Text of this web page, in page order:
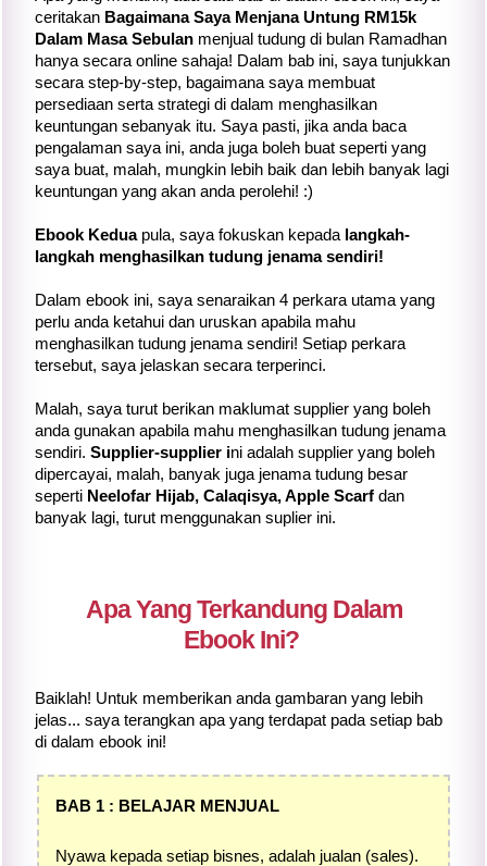
ceritakan Bagaimana Saya Menjana Untung RM15k
Dalam Masa Sebulan menjual tudung di bulan Ramadhan
hanya secara online sahaja! Dalam bab ini, saya tunjukkan
secara step-by-step, bagaimana saya membuat
persediaan serta strategi di dalam menghasilkan
keuntungan sebanyak itu. Saya pasti, jika anda baca
pengalaman saya ini, anda juga boleh buat seperti yang
saya buat, malah, mungkin lebih baik dan lebih banyak lagi
keuntungan yang akan anda perolehi! :)
Ebook Keduapula, saya fokuskan kepada langkah-
langkah menghasilkan tudung jenama sendiri!
Dalam ebook ini, saya senaraikan 4 perkara utama yang
perlu anda ketahui dan uruskan apabila mahu
menghasilkan tudung jenama sendiri! Setiap perkara
tersebut, saya jelaskan secara terperinci.
Malah, saya turut berikan maklumat supplier yang boleh
anda gunakan apabila mahu menghasilkan tudung jenama
sendiri. Supplier-supplier ini adalah supplier yang boleh
dipercayai, malah, banyak juga jenama tudung besar
seperti Neelofar Hijab, Calaqisya, Apple Scarf dan
banyak lagi, turut menggunakan suplier ini.
Apa Yang Terkandung Dalam
Ebook Ini?
Baiklah! Untuk memberikan anda gambaran yang lebih
jelas... saya terangkan apa yang terdapat pada setiap bab
di dalam ebook ini!
BAB 1 : BELAJAR MENJUAL
Nyawa kepada setiap bisnes, adalah jualan (sales).